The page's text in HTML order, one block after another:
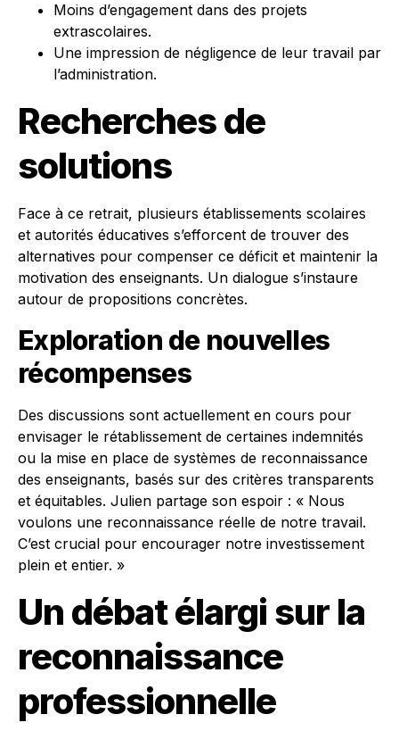
Moins d’engagement dans des projets
extrascolaires.
Une impression de négligence de leur travail par
l’administration.
Recherches de
solutions
Face à ce retrait, plusieurs établissements scolaires
et autorités éducatives s’efforcent de trouver des
alternatives pour compenser ce déficit et maintenir la
motivation des enseignants. Un dialogue s’instaure
autour de propositions concrètes.
Exploration de nouvelles
récompenses
Des discussions sont actuellement en cours pour
envisager le rétablissement de certaines indemnités
ou la mise en place de systèmes de reconnaissance
des enseignants, basés sur des critères transparents
et équitables. Julien partage son espoir : « Nous
voulons une reconnaissance réelle de notre travail.
C’est crucial pour encourager notre investissement
plein et entier. »
Un débat élargi sur la
reconnaissance
professionnelle